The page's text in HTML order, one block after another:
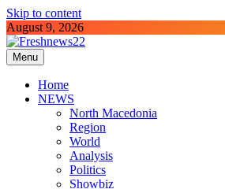
Skip to content
August 9, 2026
Freshnews22
Best News Website in North Macedonia
Menu
Home
NEWS
North Macedonia
Region
World
Analysis
Politics
Showbiz